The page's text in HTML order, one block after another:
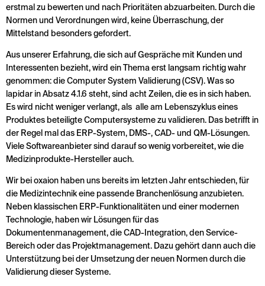
erstmal zu bewerten und nach Prioritäten abzuarbeiten. Durch die
Normen und Verordnungen wird, keine Überraschung, der
Mittelstand besonders gefordert.
Aus unserer Erfahrung, die sich auf Gespräche mit Kunden und
Interessenten bezieht, wird ein Thema erst langsam richtig wahr
genommen: die Computer System Validierung (CSV). Was so
lapidar in Absatz 4.1.6 steht, sind acht Zeilen, die es in sich haben.
Es wird nicht weniger verlangt, als alle am Lebenszyklus eines
Produktes beteiligte Computersysteme zu validieren. Das betrifft in
der Regel mal das ERP-System, DMS-, CAD- und QM-Lösungen.
Viele Softwareanbieter sind darauf so wenig vorbereitet, wie die
Medizinprodukte-Hersteller auch.
Wir bei oxaion haben uns bereits im letzten Jahr entschieden, für
die Medizintechnik eine passende Branchenlösung anzubieten.
Neben klassischen ERP-Funktionalitäten und einer modernen
Technologie, haben wir Lösungen für das
Dokumentenmanagement, die CAD-Integration, den Service-
Bereich oder das Projektmanagement. Dazu gehört dann auch die
Unterstützung bei der Umsetzung der neuen Normen durch die
Validierung dieser Systeme.